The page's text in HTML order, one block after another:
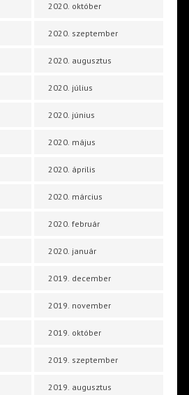
2020. október
2020. szeptember
2020. augusztus
2020. július
2020. június
2020. május
2020. április
2020. március
2020. február
2020. január
2019. december
2019. november
2019. október
2019. szeptember
2019. augusztus